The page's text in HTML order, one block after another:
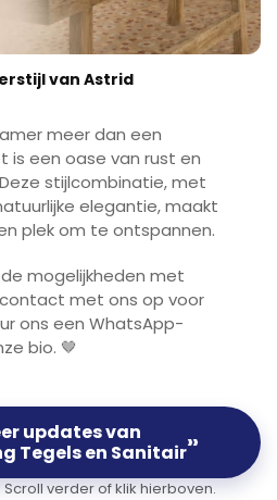
van Astrid
meer dan een
is een oase van rust en
stijlcombinatie, met
elegantie, maakt
plek om te ontspannen.
mogelijkheden met
met ons op voor
ons een WhatsApp-
bio. 🤎
updates van
Tegels en Sanitair››
verder of klik hierboven.